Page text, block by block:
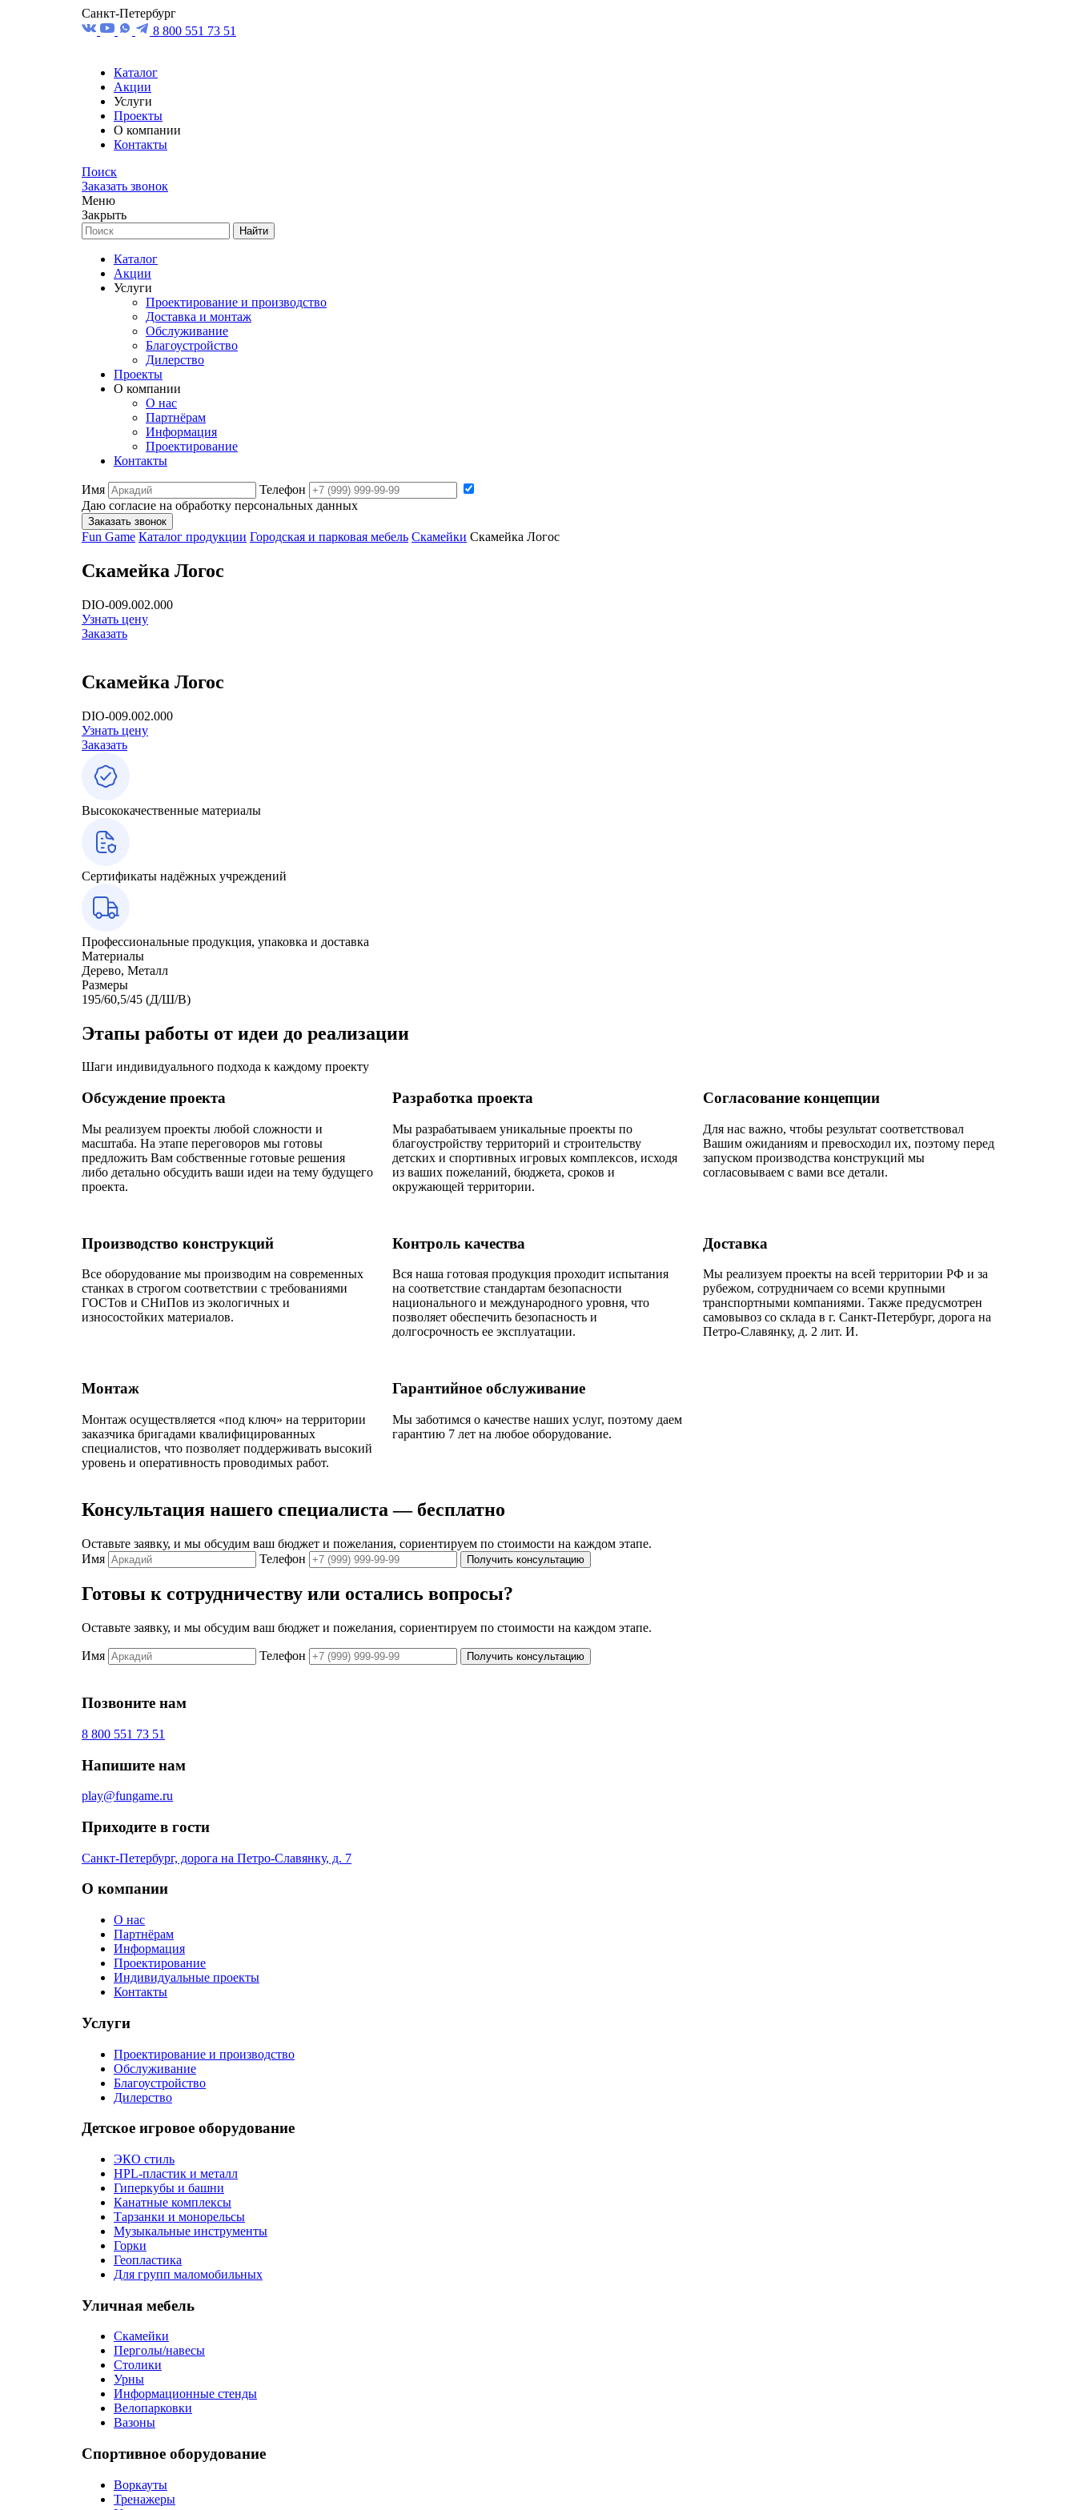
Санкт-Петербург
8 800 551 73 51
Каталог
Акции
Услуги
Проекты
О компании
Контакты
Поиск
Заказать звонок
Меню
Закрыть
Найти
Каталог
Акции
Услуги
Проектирование и производство
Доставка и монтаж
Обслуживание
Благоустройство
Дилерство
Проекты
О компании
О нас
Партнёрам
Информация
Проектирование
Контакты
Имя
Телефон
Даю согласие на обработку персональных данных
Заказать звонок
Fun Game Каталог продукции Городская и парковая мебель Скамейки Скамейка Логос
Скамейка Логос
DIO-009.002.000
Узнать цену
Заказать
Скамейка Логос
DIO-009.002.000
Узнать цену
Заказать
Высококачественные материалы
Сертификаты надёжных учреждений
Профессиональные продукция, упаковка и доставка
Материалы
Дерево, Металл
Размеры
195/60,5/45 (Д/Ш/В)
Этапы работы от идеи до реализации
Шаги индивидуального подхода к каждому проекту
Обсуждение проекта
Мы реализуем проекты любой сложности и
масштаба. На этапе переговоров мы готовы
предложить Вам собственные готовые решения
либо детально обсудить ваши идеи на тему будущего
проекта.
Разработка проекта
Мы разрабатываем уникальные проекты по
благоустройству территорий и строительству
детских и спортивных игровых комплексов, исходя
из ваших пожеланий, бюджета, сроков и
окружающей территории.
Согласование концепции
Для нас важно, чтобы результат соответствовал
Вашим ожиданиям и превосходил их, поэтому перед
запуском производства конструкций мы
согласовываем с вами все детали.
Производство конструкций
Все оборудование мы производим на современных
станках в строгом соответствии с требованиями
ГОСТов и СНиПов из экологичных и
износостойких материалов.
Контроль качества
Вся наша готовая продукция проходит испытания
на соответствие стандартам безопасности
национального и международного уровня, что
позволяет обеспечить безопасность и
долгосрочность ее эксплуатации.
Доставка
Мы реализуем проекты на всей территории РФ и за
рубежом, сотрудничаем со всеми крупными
транспортными компаниями. Также предусмотрен
самовывоз со склада в г. Санкт-Петербург, дорога на
Петро-Славянку, д. 2 лит. И.
Монтаж
Монтаж осуществляется «под ключ» на территории
заказчика бригадами квалифицированных
специалистов, что позволяет поддерживать высокий
уровень и оперативность проводимых работ.
Гарантийное обслуживание
Мы заботимся о качестве наших услуг, поэтому даем
гарантию 7 лет на любое оборудование.
Консультация нашего специалиста — бесплатно
Оставьте заявку, и мы обсудим ваш бюджет и пожелания, сориентируем по стоимости на каждом этапе.
Имя
Телефон Получить консультацию
Готовы к сотрудничеству или остались вопросы?
Оставьте заявку, и мы обсудим ваш бюджет и пожелания, сориентируем по стоимости на каждом этапе.
Имя Телефон Получить консультацию
Позвоните нам
8 800 551 73 51
Напишите нам
play@fungame.ru
Приходите в гости
Санкт-Петербург, дорога на Петро-Славянку, д. 7
О компании
О нас
Партнёрам
Информация
Проектирование
Индивидуальные проекты
Контакты
Услуги
Проектирование и производство
Обслуживание
Благоустройство
Дилерство
Детское игровое оборудование
ЭКО стиль
HPL-пластик и металл
Гиперкубы и башни
Канатные комплексы
Тарзанки и монорельсы
Музыкальные инструменты
Горки
Геопластика
Для групп маломобильных
Уличная мебель
Скамейки
Перголы/навесы
Столики
Урны
Информационные стенды
Велопарковки
Вазоны
Спортивное оборудование
Воркауты
Тренажеры